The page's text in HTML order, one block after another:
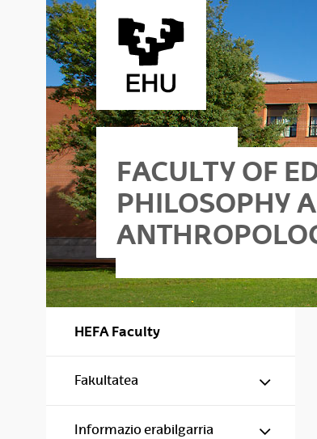
Skip to Main Content
- Building I
and Anthropology - Building II
FACULTY OF
PHILOSOPHY
HEFA Faculty
Fakultatea Show/
Informazio erabilgarria Show/